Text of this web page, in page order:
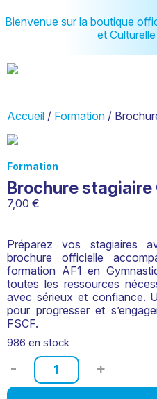
Bienvenue sur la boutique
et
Accueil / Formation /
Formation
Brochure stagiaire
7,00 €
Préparez vos stagiaires
brochure officielle
formation AF1 en
toutes les ressources
avec sérieux et confiance.
pour progresser et
FSCF.
986 en stock
quantité
de
Brochure